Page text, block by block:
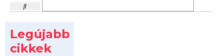
Legújabb
cikkek